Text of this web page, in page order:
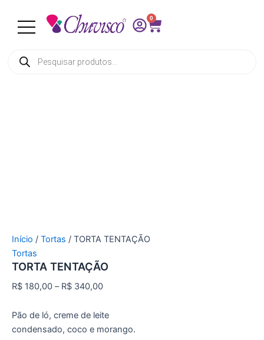
0
produtos
Início / Tortas / TORTA TENTAÇÃO
Tortas
TORTA TENTAÇÃO
R$ 180,00 – R$ 340,00
Pão de ló, creme de leite
condensado, coco e morango.
TENTAÇÃO
quantidade